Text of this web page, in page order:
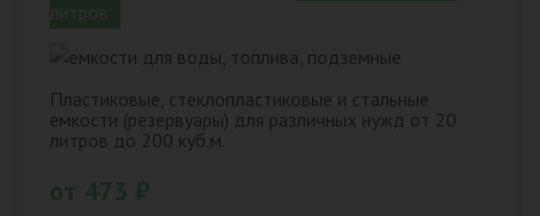
Пластиковые, стеклопластиковые и стальные
емкости (резервуары) для различных нужд от 20
литров до 200 куб.м.